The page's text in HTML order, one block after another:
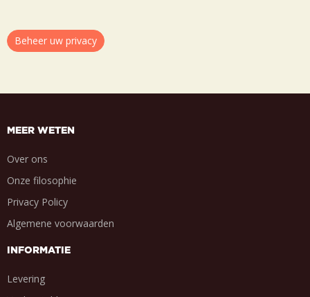
Beheer uw privacy
MEER WETEN
Over ons
Onze filosophie
Privacy Policy
Algemene voorwaarden
INFORMATIE
Levering